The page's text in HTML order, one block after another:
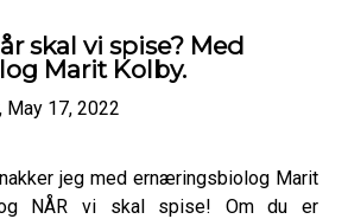
skal vi spise? Med
Marit Kolby.
May 17, 2022
jeg med ernæringsbiolog Marit
NÅR vi skal spise! Om du er